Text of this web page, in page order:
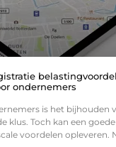
ondernemers
is het bijhouden
klus. Toch kan een
voordelen opleveren.